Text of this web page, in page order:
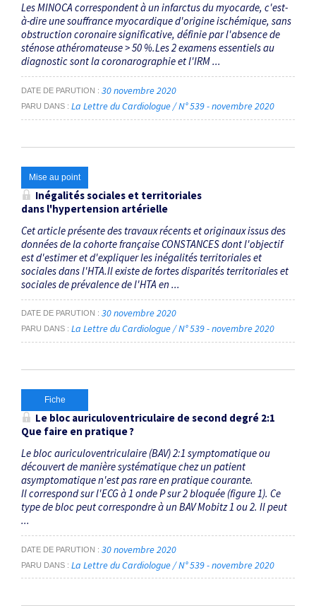
Les MINOCA correspondent à un infarctus du myocarde, c'est-
à-dire une souffrance myocardique d'origine ischémique, sans
obstruction coronaire significative, définie par l'absence de
sténose athéromateuse > 50 %.Les 2 examens essentiels au
diagnostic sont la coronarographie et l'IRM ...
DATE DE PARUTION 30 novembre 2020
PARU DANS La Lettre du Cardiologue / N° 539 - novembre 2020
Mise au point
Inégalités sociales et territoriales
dans l'hypertension artérielle
Cet article présente des travaux récents et originaux issus des
données de la cohorte française CONSTANCES dont l'objectif
est d'estimer et d'expliquer les inégalités territoriales et
sociales dans l'HTA.Il existe de fortes disparités territoriales et
sociales de prévalence de l'HTA en ...
DATE DE PARUTION 30 novembre 2020
PARU DANS La Lettre du Cardiologue / N° 539 - novembre 2020
Fiche
Le bloc auriculoventriculaire de second degré 2:1
Que faire en pratique ?
Le bloc auriculoventriculaire (BAV) 2:1 symptomatique ou
découvert de manière systématique chez un patient
asymptomatique n'est pas rare en pratique courante.
Il correspond sur l'ECG à 1 onde P sur 2 bloquée (figure 1). Ce
type de bloc peut correspondre à un BAV Mobitz 1 ou 2. Il peut
...
DATE DE PARUTION 30 novembre 2020
PARU DANS La Lettre du Cardiologue / N° 539 - novembre 2020